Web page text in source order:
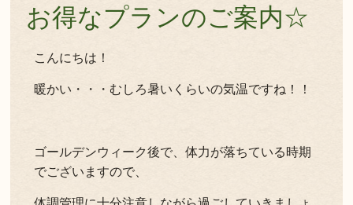
お得なプランのご案内☆
こんにちは！
暖かい・・・むしろ暑いくらいの気温ですね！！
ゴールデンウィーク後で、体力が落ちている時期
でございますので、